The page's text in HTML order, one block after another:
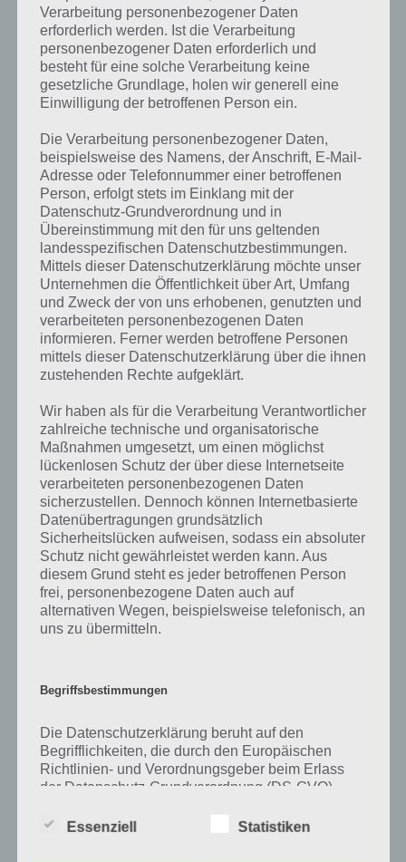
Kurze Begriffserklärung zur Lösung
Flugzeug
Flugzeug ist die Lösung für das tägliche Rätsel am 4.5.2023 in 4 Bilder
1 Wort, doch welche Bedeutung hat dieses eigentlich und was gibt es
bestimmten Lösungen präsentieren wir daher auch immer eine
kurze Begriffserklärung!
Zu Flugzeug haben wir zunächst keine weiteren Informationen parat!
Auf WhatsApp teilen Teilen auf Facebook
Tweet auf Twitter
Mehr Artikel hier auf Touchportal
Verarbeitung personenbezogener Daten
erforderlich werden. Ist die Verarbeitung
personenbezogener Daten erforderlich und
besteht für eine solche Verarbeitung keine
gesetzliche Grundlage, holen wir generell eine
Einwilligung der betroffenen Person ein.
Die Verarbeitung personenbezogener Daten,
beispielsweise des Namens, der Anschrift, E-Mail-
Adresse oder Telefonnummer einer betroffenen
Person, erfolgt stets im Einklang mit der
Datenschutz-Grundverordnung und in
Übereinstimmung mit den für uns geltenden
landesspezifischen Datenschutzbestimmungen.
Mittels dieser Datenschutzerklärung möchte unser
Unternehmen die Öffentlichkeit über Art, Umfang
und Zweck der von uns erhobenen, genutzten und
verarbeiteten personenbezogenen Daten
informieren. Ferner werden betroffene Personen
mittels dieser Datenschutzerklärung über die ihnen
zustehenden Rechte aufgeklärt.
Wir haben als für die Verarbeitung Verantwortlicher
zahlreiche technische und organisatorische
Maßnahmen umgesetzt, um einen möglichst
lückenlosen Schutz der über diese Internetseite
verarbeiteten personenbezogenen Daten
sicherzustellen. Dennoch können Internetbasierte
Datenübertragungen grundsätzlich
Sicherheitslücken aufweisen, sodass ein absoluter
Schutz nicht gewährleistet werden kann. Aus
diesem Grund steht es jeder betroffenen Person
frei, personenbezogene Daten auch auf
alternativen Wegen, beispielsweise telefonisch, an
uns zu übermitteln.
Begriffsbestimmungen
Die Datenschutzerklärung beruht auf den
Begrifflichkeiten, die durch den Europäischen
Richtlinien- und Verordnungsgeber beim Erlass
der Datenschutz-Grundverordnung (DS-GVO)
soll sowohl für die Öffentlichkeit als auch für
Essenziell Statistiken